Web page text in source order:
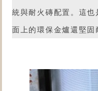
統與耐火磚配置。這
面上的環保金爐還堅固